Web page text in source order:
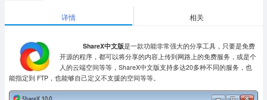
详情 相关
ShareX中文版是一款功能非常强大的分享工具，只要是免费
开源的程序，都可以将分享的内容上传到网路上的免费服务，或是个
人的云端空间等等，ShareX中文版支持多达20多种不同的服务，也
能指定到 FTP，也能够自己定义不支援的空间等等。